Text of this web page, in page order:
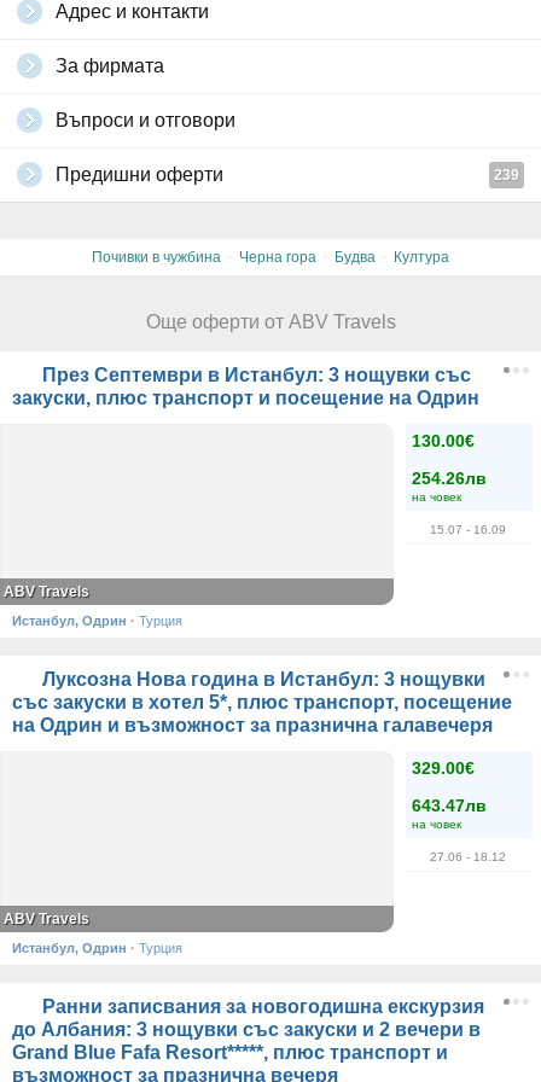
Адрес и контакти
За фирмата
Въпроси и отговори
Предишни оферти 239
Почивки в чужбина · Черна гора · Будва · Култура
Още оферти от ABV Travels
През Септември в Истанбул: 3 нощувки със
закуски, плюс транспорт и посещение на Одрин
130.00€
254.26лв
на човек
15.07 - 16.09
ABV Travels
Истанбул, Одрин · Турция
Луксозна Нова година в Истанбул: 3 нощувки
със закуски в хотел 5*, плюс транспорт, посещение
на Одрин и възможност за празнична галавечеря
329.00€
643.47лв
на човек
27.06 - 18.12
ABV Travels
Истанбул, Одрин · Турция
Ранни записвания за новогодишна екскурзия
до Албания: 3 нощувки със закуски и 2 вечери в
Grand Blue Fafa Resort*****, плюс транспорт и
възможност за празнична вечеря